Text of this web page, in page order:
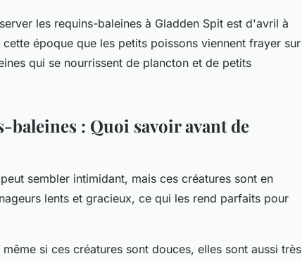
les requins-baleines à Gladden Spit est d'avril à
époque que les petits poissons viennent frayer sur
qui se nourrissent de plancton et de petits
baleines : Quoi savoir avant de
sembler intimidant, mais ces créatures sont en
lents et gracieux, ce qui les rend parfaits pour
si ces créatures sont douces, elles sont aussi très